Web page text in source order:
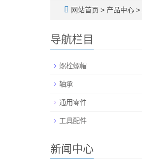
网站首页 > 产品中心 >
导航栏目
螺栓螺帽
轴承
通用零件
工具配件
新闻中心